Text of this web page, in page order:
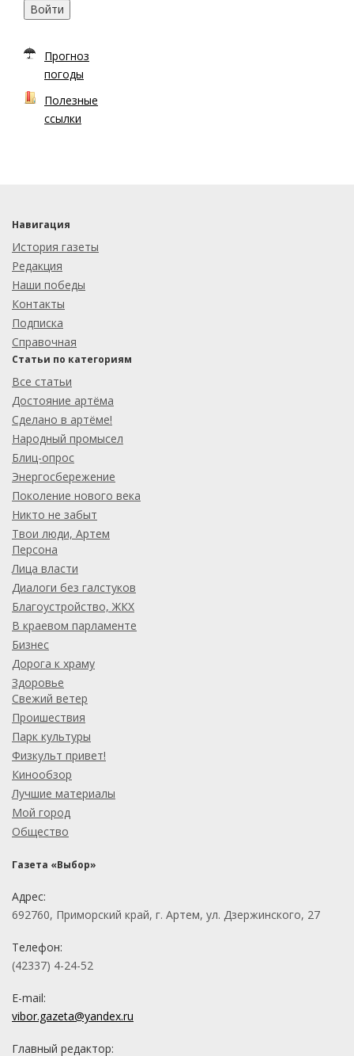
Войти
Прогноз
погоды
Полезные
ссылки
Навигация
История газеты
Редакция
Наши победы
Контакты
Подписка
Справочная
Статьи по категориям
Все статьи
Достояние артёма
Сделано в артёме!
Народный промысел
Блиц-опрос
Энергосбережение
Поколение нового века
Никто не забыт
Твои люди, Артем
Персона
Лица власти
Диалоги без галстуков
Благоустройство, ЖКХ
В краевом парламенте
Бизнес
Дорога к храму
Здоровье
Свежий ветер
Проишествия
Парк культуры
Физкульт привет!
Кинообзор
Лучшие материалы
Мой город
Общество
Газета «Выбор»
Адрес:
692760, Приморский край, г. Артем, ул. Дзержинского, 27
Телефон:
(42337) 4-24-52
E-mail:
vibor.gazeta@yandex.ru
Главный редактор: